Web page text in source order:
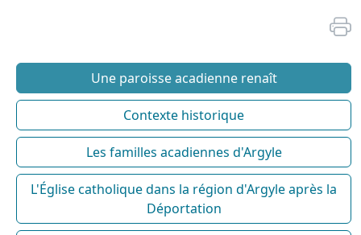
Une paroisse acadienne renaît
Contexte historique
Les familles acadiennes d'Argyle
L'Église catholique dans la région d'Argyle après la
Déportation